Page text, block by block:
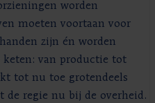
worden
moeten voortaan voor
zijn én worden
keten: van productie tot
tot nu toe grotendeels
de regie nu bij de overheid.